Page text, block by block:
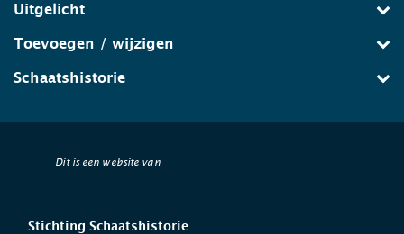
Uitgelicht
Toevoegen / wijzigen
Schaatshistorie
Dit is een website van
Stichting Schaatshistorie